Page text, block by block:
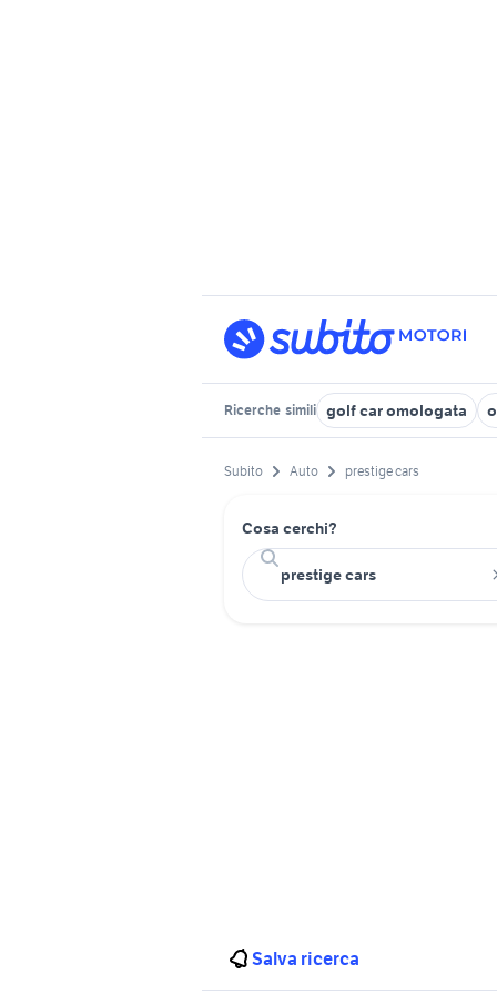
Ricerche simili golf car omologata
Subito Auto prestige cars
Cosa cerchi?
Salva ricerca